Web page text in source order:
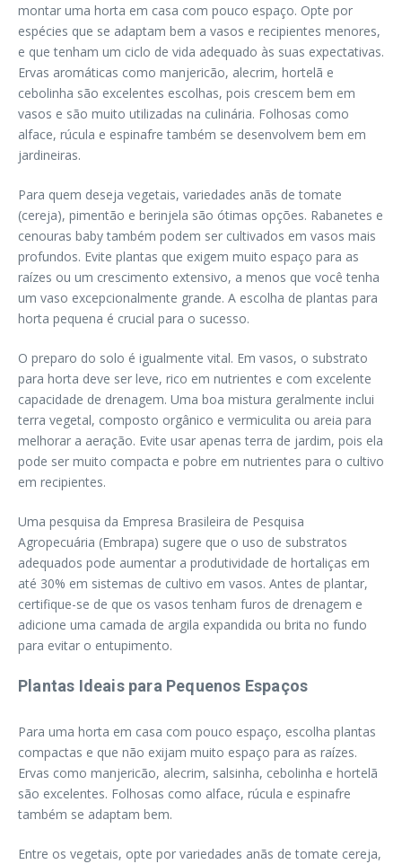
montar uma horta em casa com pouco espaço. Opte por
espécies que se adaptam bem a vasos e recipientes menores,
e que tenham um ciclo de vida adequado às suas expectativas.
Ervas aromáticas como manjericão, alecrim, hortelã e
cebolinha são excelentes escolhas, pois crescem bem em
vasos e são muito utilizadas na culinária. Folhosas como
alface, rúcula e espinafre também se desenvolvem bem em
jardineiras.
Para quem deseja vegetais, variedades anãs de tomate
(cereja), pimentão e berinjela são ótimas opções. Rabanetes e
cenouras baby também podem ser cultivados em vasos mais
profundos. Evite plantas que exigem muito espaço para as
raízes ou um crescimento extensivo, a menos que você tenha
um vaso excepcionalmente grande. A escolha de plantas para
horta pequena é crucial para o sucesso.
O preparo do solo é igualmente vital. Em vasos, o substrato
para horta deve ser leve, rico em nutrientes e com excelente
capacidade de drenagem. Uma boa mistura geralmente inclui
terra vegetal, composto orgânico e vermiculita ou areia para
melhorar a aeração. Evite usar apenas terra de jardim, pois ela
pode ser muito compacta e pobre em nutrientes para o cultivo
em recipientes.
Uma pesquisa da Empresa Brasileira de Pesquisa
Agropecuária (Embrapa) sugere que o uso de substratos
adequados pode aumentar a produtividade de hortaliças em
até 30% em sistemas de cultivo em vasos. Antes de plantar,
certifique-se de que os vasos tenham furos de drenagem e
adicione uma camada de argila expandida ou brita no fundo
para evitar o entupimento.
Plantas Ideais para Pequenos Espaços
Para uma horta em casa com pouco espaço, escolha plantas
compactas e que não exijam muito espaço para as raízes.
Ervas como manjericão, alecrim, salsinha, cebolinha e hortelã
são excelentes. Folhosas como alface, rúcula e espinafre
também se adaptam bem.
Entre os vegetais, opte por variedades anãs de tomate cereja,